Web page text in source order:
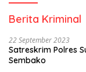
Berita Kriminal
22 September 2023
Satreskrim Polres
Sembako